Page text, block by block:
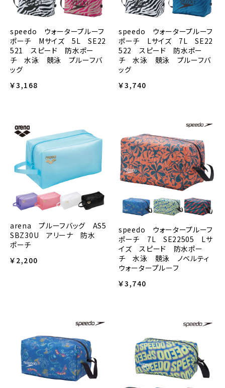
speedo ウォータープルーフ
ポーチ Mサイズ 5L SE22
521 スピード 防水ポー
チ 水泳 競泳 プルーフバ
ッグ
￥3,168
speedo ウォータープルーフ
ポーチ Lサイズ 7L SE22
522 スピード 防水ポー
チ 水泳 競泳 プルーフバ
ッグ
￥3,740
arena プルーフバッグ AS5
SBZ30U アリーナ 防水
ポーチ
￥2,200
speedo ウォータープルーフ
ポーチ 7L SE22505 Lサ
イズ スピード 防水ポー
チ 水泳 競泳 ノベルティ
ウォータープルーフ
￥3,740